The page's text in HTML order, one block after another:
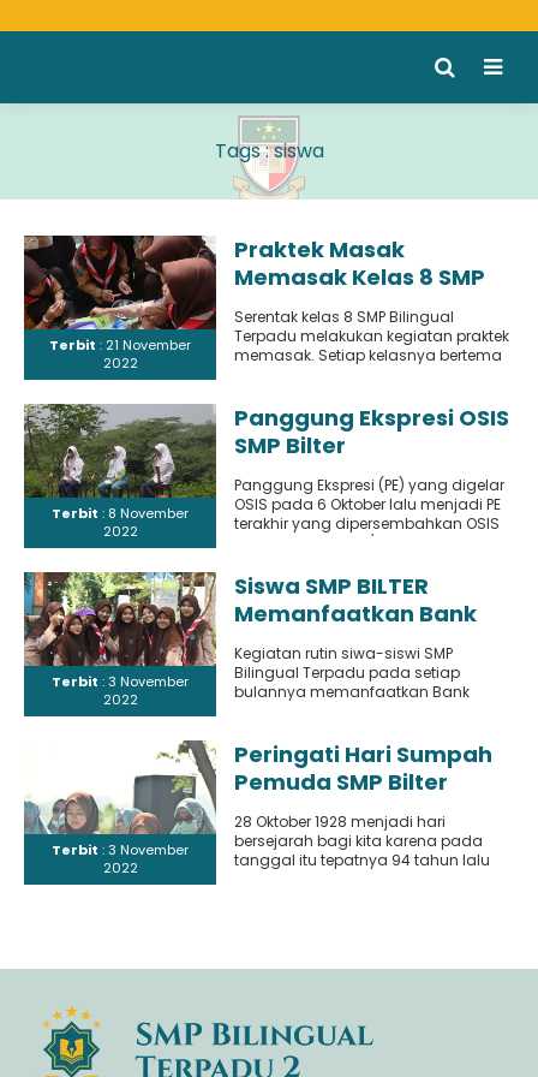
Tags : siswa
Terbit : 21 November
2022
Praktek Masak
Memasak Kelas 8 SMP
Bilingual Terpadu
Serentak kelas 8 SMP Bilingual
Terpadu melakukan kegiatan praktek
memasak. Setiap kelasnya bertema
Terbit : 8 November
2022
Panggung Ekspresi OSIS
SMP Bilter
Panggung Ekspresi (PE) yang digelar
OSIS pada 6 Oktober lalu menjadi PE
terakhir yang dipersembahkan OSIS
tahun ajaran 2021/2022. Hal..
Terbit : 3 November
2022
Siswa SMP BILTER
Memanfaatkan Bank
Sampah dengan
menukar dengan
segelas Minuman
Kegiatan rutin siwa-siswi SMP
Bilingual Terpadu pada setiap
bulannya memanfaatkan Bank
ditukarkan..
Terbit : 3 November
2022
Peringati Hari Sumpah
Pemuda SMP Bilter
Gelar Upacara Bendera
28 Oktober 1928 menjadi hari
bersejarah bagi kita karena pada
tanggal itu tepatnya 94 tahun lalu